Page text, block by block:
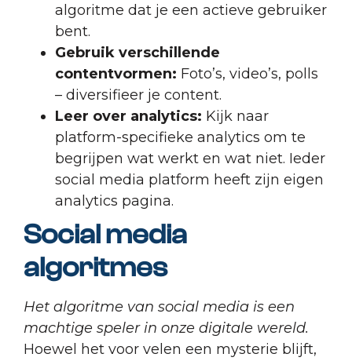
algoritme dat je een actieve gebruiker
bent.
Gebruik verschillende
contentvormen: Foto’s, video’s, polls
– diversifieer je content.
Leer over analytics: Kijk naar
platform-specifieke analytics om te
begrijpen wat werkt en wat niet. Ieder
social media platform heeft zijn eigen
analytics pagina.
Social media
algoritmes
Het algoritme van social media is een
machtige speler in onze digitale wereld.
Hoewel het voor velen een mysterie blijft,